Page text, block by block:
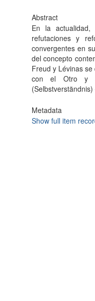
Abstract
En la
refutaciones y
convergentes en
del concepto
Freud y Lévinas
con el Otro y
Metadata
Show full item